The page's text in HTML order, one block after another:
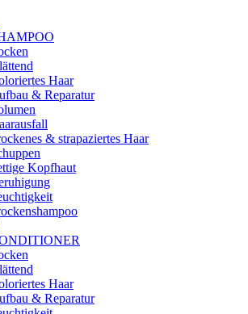
Haar
& Reparatur
& strapaziertes Haar
Kopfhaut
Haar
& Reparatur